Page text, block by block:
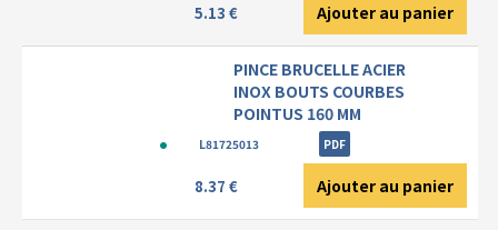
5.13 € Ajouter au panier
PINCE BRUCELLE ACIER
INOX BOUTS COURBES
POINTUS 160 MM
L81725013 PDF
8.37 € Ajouter au panier